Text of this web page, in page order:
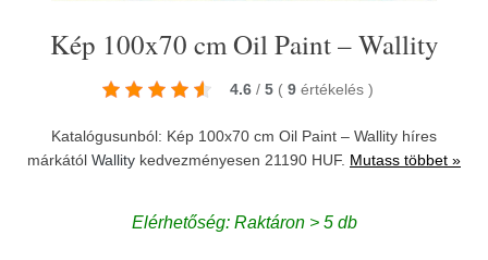
Kép 100x70 cm Oil Paint – Wallity
4.6 / 5 ( 9 értékelés )
Katalógusunból: Kép 100x70 cm Oil Paint – Wallity híres
márkától Wallity kedvezményesen 21190 HUF. Mutass többet »
Elérhetőség: Raktáron > 5 db